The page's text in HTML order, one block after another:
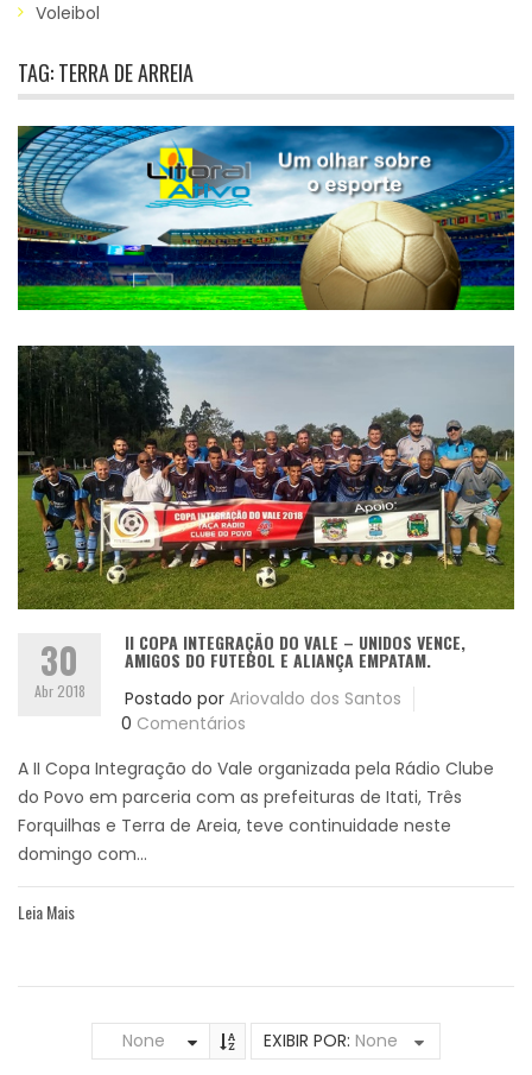
Voleibol
TAG:TERRA DE ARREIA
30
Abr 2018
II COPA INTEGRAÇÃO DO VALE – UNIDOS VENCE,
AMIGOS DO FUTEBOL E ALIANÇA EMPATAM.
Postado por Ariovaldo dos Santos
0 Comentários
A II Copa Integração do Vale organizada pela Rádio Clube
do Povo em parceria com as prefeituras de Itati, Três
Forquilhas e Terra de Areia, teve continuidade neste
domingo com...
Leia Mais
None EXIBIR POR: None